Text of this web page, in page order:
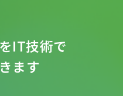
IT技術で
ます